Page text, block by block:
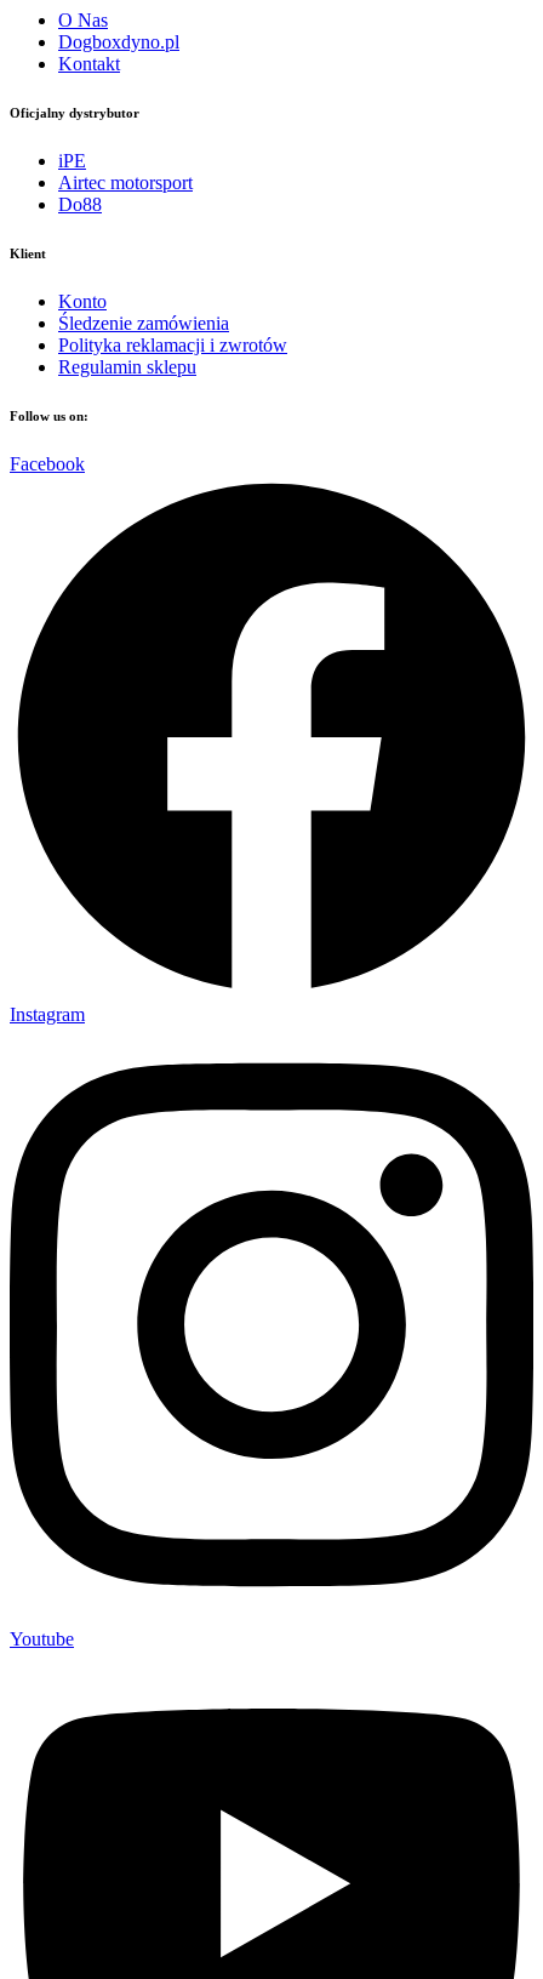
O Nas
Dogboxdyno.pl
Kontakt
Oficjalny dystrybutor
iPE
Airtec motorsport
Do88
Klient
Konto
Śledzenie zamówienia
Polityka reklamacji i zwrotów
Regulamin sklepu
Follow us on:
Facebook
Instagram
Youtube